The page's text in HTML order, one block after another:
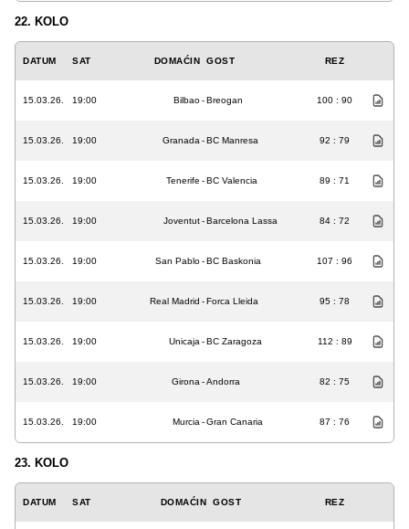
22. KOLO
DATUM SAT DOMAĆIN GOST REZ
15.03.26. 19:00 Bilbao-Breogan 100 : 90
15.03.26. 19:00 Granada -BC Manresa 92 : 79
15.03.26. 19:00 Tenerife -BC Valencia 89 : 71
15.03.26. 19:00 Joventut-Barcelona Lassa 84 : 72
15.03.26. 19:00 San Pablo-BC Baskonia 107 : 96
15.03.26. 19:00 Real Madrid -Forca Lleida 95 : 78
15.03.26. 19:00 Unicaja -BC Zaragoza 112 : 89
15.03.26. 19:00 Girona -Andorra 82 : 75
15.03.26. 19:00 Murcia -Gran Canaria 87 : 76
23. KOLO
DATUM SAT DOMAĆIN GOST REZ